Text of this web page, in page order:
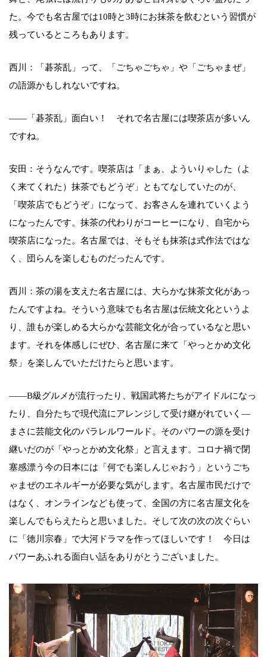
た。今でも名古屋では10時と3時にお抹茶を飲むという習慣が
残っているところもあります。
西川：「碁茶乱」って、「ごちゃごちゃ」や「ごちゃまぜ」
の語源かもしれないですね。
——「碁茶乱」面白い！ それで名古屋には喫茶店が多いん
ですね。
安田：そうなんです。喫茶店は「まぁ、よういりゃした（よ
く来てくれた）抹茶でもどうぞ」ともてなしていたのが、
「喫茶店でもどうぞ」になって、お客さんを連れていくよう
になったんです。抹茶の代わりがコーヒーになり、自宅から
喫茶店になった。名古屋では、そもそも抹茶は式作法ではな
く、団らんを楽しむものだったんです。
西川：茶の湯を支えた名古屋には、大らかな抹茶文化があっ
たんですよね。そういう意味でも名古屋は伝統文化というよ
り、誰もが楽しめる大らかな芸能文化が合っているなと思い
ます。それを体感しにぜひ、名古屋に来て「やっとかめ文化
祭」を楽しんでいただけたらと思います。
——B級グルメが流行ったり、戦国武将たちがアイドルになっ
たり、自分たちで現代流にアレンジして受け継がれていく―
まさに芸能文化のパラレルワールド。そのパワーの源を受け
継いだのが「やっとかめ文化祭」と言えます。コロナ禍で閉
塞感漂う今の日本には「何でも楽しんじゃおう」というごち
ゃまぜのエネルギーが必要な気がします。名古屋市民だけで
はなく、オンラインなども使って、全国の方に名古屋文化を
楽しんでもらえたらと思いました。そして次の次の次ぐらい
に「徳川宗春」で大河ドラマを作ってほしいです！ 今日は
パワーあふれる面白い話をありがとうございました。